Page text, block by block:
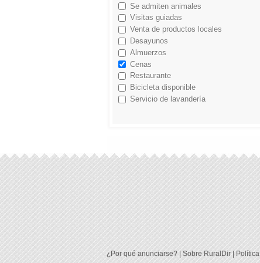
Se admiten animales
Visitas guiadas
Venta de productos locales
Desayunos
Almuerzos
Cenas
Restaurante
Bicicleta disponible
Servicio de lavandería
¿Por qué anunciarse?| Sobre RuralDir |